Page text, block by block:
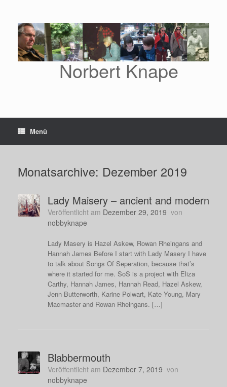
springen
Norbert Knape
Menü
Monatsarchive: Dezember 2019
Lady Maisery – ancient and modern
Veröffentlicht am Dezember 29, 2019 von
nobbyknape
Lady Masery is Hazel Askew, Rowan Rheingans and
Hannah James Before I start with Lady Masery I have
to talk about Songs Of Seperation, because that’s
where it started for me. SoS is a project with Eliza
Carthy, Hannah James, Hannah Read, Hazel Askew,
Jenn Butterworth, Karine Polwart, Kate Young, Mary
Macmaster and Rowan Rheingans. […]
Blabbermouth
Veröffentlicht am Dezember 7, 2019 von
nobbyknape